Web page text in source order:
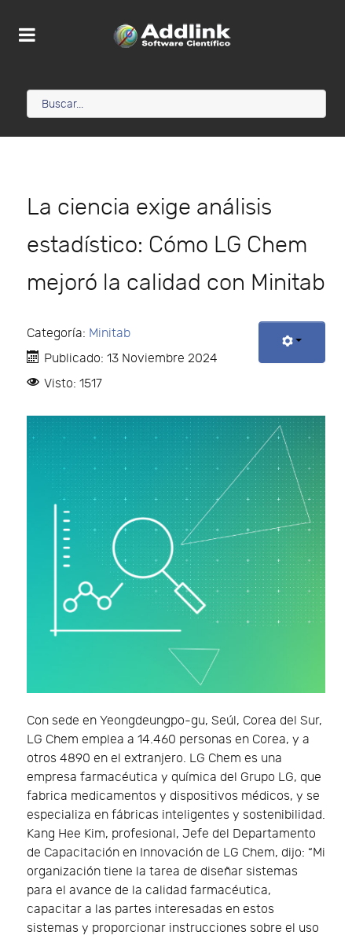
La ciencia exige análisis
estadístico: Cómo LG Chem
mejoró la calidad con Minitab
Categoría: Minitab
Publicado: 13 Noviembre 2024
Visto: 1517
Con sede en Yeongdeungpo-gu, Seúl, Corea del Sur,
LG Chem emplea a 14.460 personas en Corea, y a
otros 4890 en el extranjero. LG Chem es una
empresa farmacéutica y química del Grupo LG, que
fabrica medicamentos y dispositivos médicos, y se
especializa en fábricas inteligentes y sostenibilidad.
Kang Hee Kim, profesional, Jefe del Departamento
de Capacitación en Innovación de LG Chem, dijo: “Mi
organización tiene la tarea de diseñar sistemas
para el avance de la calidad farmacéutica,
capacitar a las partes interesadas en estos
sistemas y proporcionar instrucciones sobre el uso